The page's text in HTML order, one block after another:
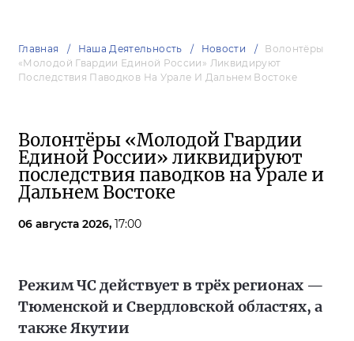
Главная Наша Деятельность Новости
Волонтёры
«Молодой Гвардии Единой России» Ликвидируют
Последствия Паводков На Урале И Дальнем Востоке
Волонтёры «Молодой Гвардии
Единой России» ликвидируют
последствия паводков на Урале и
Дальнем Востоке
06 августа 2026, 17:00
Режим ЧС действует в трёх регионах —
Тюменской и Свердловской областях, а
также Якутии